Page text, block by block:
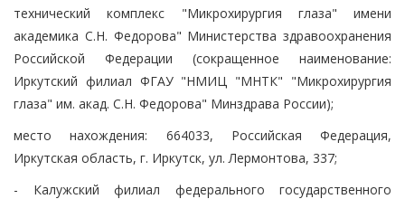
технический комплекс "Микрохирургия глаза" имени
академика С.Н. Федорова" Министерства здравоохранения
Российской Федерации (сокращенное наименование:
Иркутский филиал ФГАУ "НМИЦ "МНТК" "Микрохирургия
глаза" им. акад. С.Н. Федорова" Минздрава России);
место нахождения: 664033, Российская Федерация,
Иркутская область, г. Иркутск, ул. Лермонтова, 337;
- Калужский филиал федерального государственного